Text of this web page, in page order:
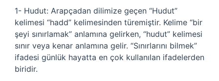
1- Hudut: Arapçadan dilimize geçen “Hudut”
kelimesi “hadd” kelimesinden türemiştir. Kelime “bir
şeyi sınırlamak” anlamına gelirken, “hudut” kelimesi
sınır veya kenar anlamına gelir. “Sınırlarını bilmek”
ifadesi günlük hayatta en çok kullanılan ifadelerden
biridir.